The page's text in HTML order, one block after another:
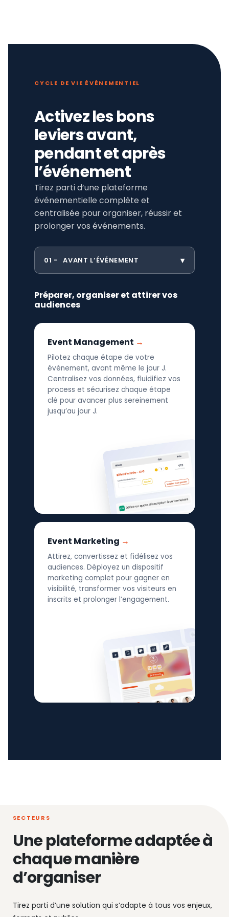
CYCLE DE VIE ÉVÉNEMENTIEL
Activez les bons
leviers avant,
pendant et après
l’événement
Tirez parti d’une plateforme
événementielle complète et
centralisée pour organiser, réussir et
prolonger vos événements.
01 AVANT L’ÉVÉNEMENT
Préparer, organiser et attirer vos
audiences
Event Management
Pilotez chaque étape de votre
événement, avant même le jour J.
Centralisez vos données, fluidifiez vos
process et sécurisez chaque étape
clé pour avancer plus sereinement
jusqu’au jour J.
Event Marketing
Attirez, convertissez et fidélisez vos
audiences. Déployez un dispositif
marketing complet pour gagner en
visibilité, transformer vos visiteurs en
inscrits et prolonger l’engagement.
SECTEURS
Une plateforme adaptée à
chaque manière
d’organiser
Tirez parti d’une solution qui s’adapte à tous vos enjeux,